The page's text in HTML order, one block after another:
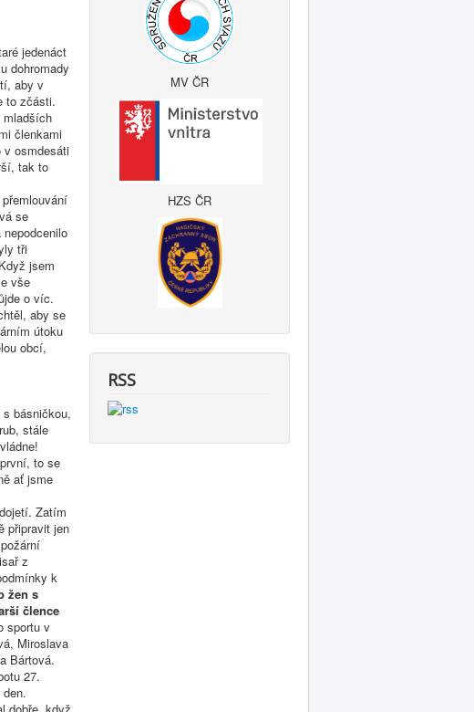
jedenáct
dohromady
aby v
to zčásti.
mladších
členkami
v osmdesáti
tak to
se
tři
jsem
vše
o víc.
aby se
útoku
obcí,
básničkou,
stále
to se
ať jsme
Zatím
připravit jen
z
k
žen s
člence
sportu v
Miroslava
Bártová.
27.
MV ČR
HZS ČR
RSS